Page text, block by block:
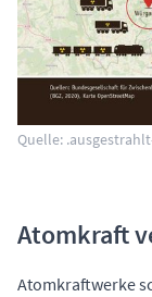
Quelle:
Atomkraft
Atomkraftwerke